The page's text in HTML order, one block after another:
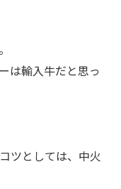
は輸入牛だと思っ
ツとしては、中火